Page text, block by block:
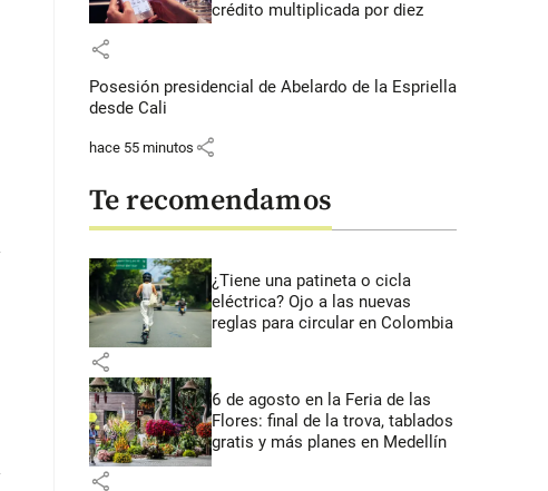
crédito multiplicada por diez
share
Posesión presidencial de Abelardo de la Espriella
desde Cali
hace 55 minutos share
Te recomendamos
¿Tiene una patineta o cicla
eléctrica? Ojo a las nuevas
reglas para circular en Colombia
share
6 de agosto en la Feria de las
Flores: final de la trova, tablados
gratis y más planes en Medellín
share